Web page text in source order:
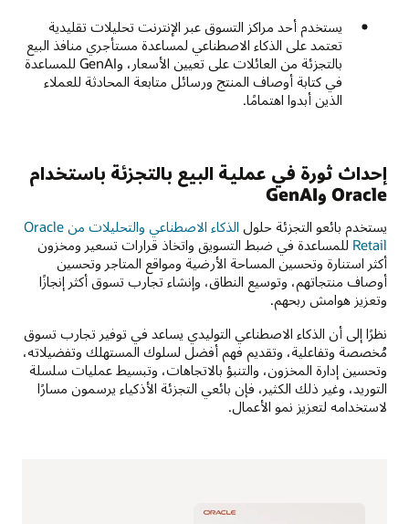
يستخدم أحد مراكز التسوق عبر الإنترنت تحليلات تقليدية
تعتمد على الذكاء الاصطناعي لمساعدة مستأجري منافذ البيع
بالتجزئة من العائلات على تعيين الأسعار، وGenAI للمساعدة
في كتابة أوصاف المنتج ورسائل متابعة المحادثة للعملاء
الذين أبدوا اهتمامًا.
إحداث ثورة في عملية البيع بالتجزئة باستخدام
Oracle وGenAI
يستخدم بائعو التجزئة حلول
الذكاء الاصطناعي والتحليلات من Oracle
Retail للمساعدة في ضبط التسويق واتخاذ قرارات تسعير ومخزون
أكثر استنارة وتحسين المساحة الأرضية ومواقع المتاجر وتحسين
أوصاف منتجاتهم، وتوسيع النطاق، وإنشاء تجارب تسوق أكثر إنجازًا
وتعزيز هوامش ربحهم.
نظرًا إلى أن الذكاء الاصطناعي التوليدي يساعد في توفير تجارب تسوق
مُخصصة وتفاعلية، وتقديم فهم أفضل لسلوك المستهلك وتفضيلاته،
وتحسين إدارة المخزون، والتنبؤ بالاتجاهات، وتبسيط عمليات سلسلة
التوريد، وغير ذلك الكثير، فإن بائعي التجزئة الأذكياء يرسمون مسارًا
لاستخدامه لتعزيز نمو الأعمال.